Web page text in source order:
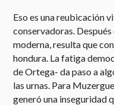
Eso es una reubicación
conservadoras.
moderna, resulta que
hondura. La fatiga
de Ortega- da paso a
las urnas. Para
generó una inseguridad